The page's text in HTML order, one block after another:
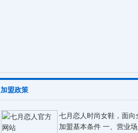
加盟政策
七月恋人时尚女鞋，面向
加盟基本条件 一、营业